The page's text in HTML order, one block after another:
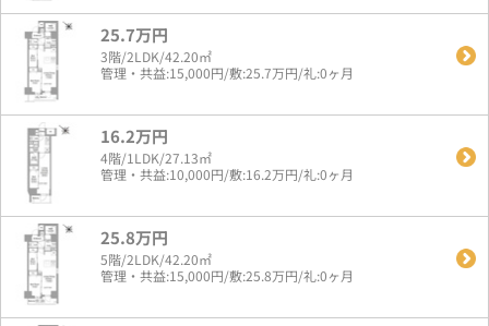
25.7万円
3階/2LDK/42.20㎡
管理・共益:15,000円/敷:25.7万円/礼:0ヶ月
16.2万円
4階/1LDK/27.13㎡
管理・共益:10,000円/敷:16.2万円/礼:0ヶ月
25.8万円
5階/2LDK/42.20㎡
管理・共益:15,000円/敷:25.8万円/礼:0ヶ月